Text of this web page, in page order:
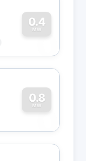
0.4
MW
0
0.8
MW
0